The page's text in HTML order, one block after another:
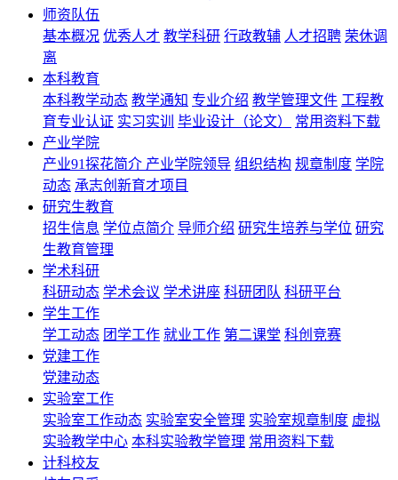
师资队伍
基本概况 优秀人才 教学科研 行政教辅 人才招聘 荣休调
离
本科教育
本科教学动态 教学通知 专业介绍 教学管理文件 工程教
育专业认证 实习实训 毕业设计（论文）
常用资料下载
产业学院
产业91探花简介 产业学院领导 组织结构 规章制度 学院
动态 承志创新育才项目
研究生教育
招生信息 学位点简介 导师介绍 研究生培养与学位 研究
生教育管理
学术科研
科研动态 学术会议 学术讲座 科研团队 科研平台
学生工作
学工动态 团学工作 就业工作 第二课堂 科创竞赛
党建工作
党建动态
实验室工作
实验室工作动态 实验室安全管理 实验室规章制度 虚拟
实验教学中心 本科实验教学管理 常用资料下载
计科校友